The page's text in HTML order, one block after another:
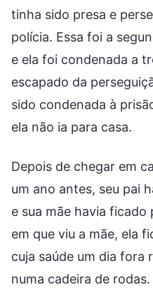
tinha sido presa e
polícia. Essa foi a
e ela foi condenada a
escapado da
sido condenada à
ela não ia para casa.
Depois de chegar em
um ano antes, seu pai
e sua mãe havia
em que viu a mãe, ela
cuja saúde um dia fora
numa cadeira de